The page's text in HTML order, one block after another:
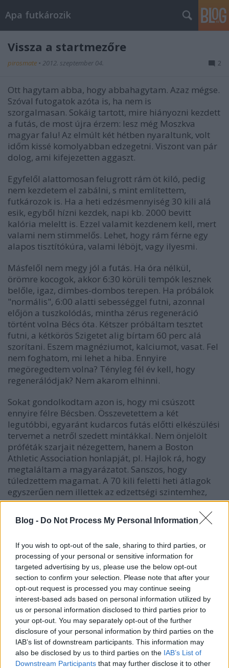
Blog - Do Not Process My Personal Information
If you wish to opt-out of the sale, sharing to third parties, or
processing of your personal or sensitive information for
targeted advertising by us, please use the below opt-out
section to confirm your selection. Please note that after your
opt-out request is processed you may continue seeing
interest-based ads based on personal information utilized by
us or personal information disclosed to third parties prior to
your opt-out. You may separately opt-out of the further
disclosure of your personal information by third parties on the
IAB’s list of downstream participants. This information may
also be disclosed by us to third parties on the IAB’s List of
Downstream Participants that may further disclose it to other
Apa futkározik
Vissza a startmezőre
pirosmate • 2012. szeptember 04. 2
Ott hagytam abba, hogy abbahagytam. Azaz mégse.
Szóval futogatok azóta is, ha nem is
szorgalmasan. Sokáig tartott, mire hiányozni kezdett
a futás, de most újra érzem: lesz még Moszkva
magyar falu! Az elmúlt két hétben nyaraltunk, volt
időm kissé komolyabban edzegetni. Viszont van pár
dolog, ami kifejezetten aggaszt.
Egyfelől alattomosan felugrott rám öt kiló, pedig
nem kezdetem el zabálni, s mint említettem,
futkározok is. Ha a heti edzésmennyiség 30 kili alá
esik, egyből hízni kezdek, napi kb. 2000 bevitt
kalória meleltt is. Ezzel valamit kezdenem kell, mert
valami nem stimmelős. Lehet, hogy rám férne egy
alapos tisztítókúra, valami léböjt, vagy ilyesmi.
Másfelől nem megy jól a futás. Ha óra nélkül,
örömre kocogok, akkor 6:30 körüli tempók lesznek
belőle, igaz, dimbes-dombos terepen. Ha próbálok
"normális", 6:00 alatti sebességgel futni, azonnal
előjön a tuszkolódás, mintha zérus regeneráció
történt volna Bécs óta. Kétszer próbáltam tesztet
futni, a kétkörös Szigetet alig bírtam 60 perc alá
szorítani. Eszem magnéziumot, kalciumot, vasat. Fel
nem foghatom, mi lehet a hiba. Ennyire
megöregedtem volna? Tényleg fél év kell, hogy
regenerálódjak? Nem akarom elhinni.
Sokat gondolkodtam azon is, hogy mi csúszott
ennyire félre Bécsben. Összevetettem a két
legutóbbi, egyaránt kudarcos futás előtti elkészülési
tervemet a netről szedett mintákkal. Nem önjelölt
próféták szarjait nézegettem, hanem a Boston
Athletic Association honlapját, pl. Hajlok rá, hogy
megtaláltam a magyarázatot. Sanszos, hogy
túledzettem magamat. A 70 kili feletti heti átlagok
egyszerűen nem illettek az edzettségi szintemhez,
súlyomhoz, kondimhoz. 2010-ben nem hajtottam így
meg magamat, mégis király volt a futásom a
versenyen. Ahogy a hosszú felkészülés sem okés,
hónapra. További megállapítás, hogy mindkét
alkalommal a verseny előtti 4. héten voltam
csúcsformában, felfalva reggelire egy-egy 30-35 kilis
edzést, másnapi izomláz nélkül, 5.30 alatti átlaggal.
Be kellett látnom azt is, hogy 10 kilin és fáltávon
látványosan jobbak az eredményeim, mint
maratonon. Lehetséges, hogy a féltáv az én igazi
terepem, nem a teljes? Addig azonban nem halok
meg, amíg azt a köcsög négyórás szintet meg nem
ütöm egyszer! Majd utána jöhetnek a hepi féltávok...
Örökzöld téma a súlyom is, erről már annyit írtam,